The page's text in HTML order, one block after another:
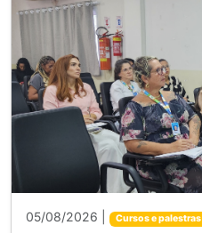
05/08/2026 | Cursos e palestras